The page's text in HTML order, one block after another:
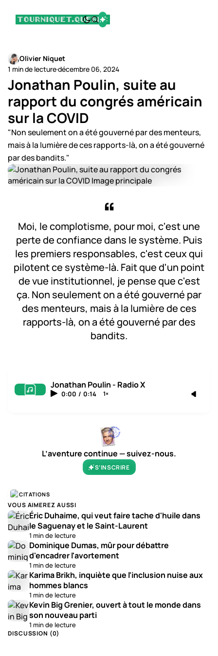
Olivier Niquet
1 min de lecture·décembre 06, 2024
Jonathan Poulin, suite au
rapport du congrés américain
sur la COVID
"Non seulement on a été gouverné par des menteurs,
mais à la lumière de ces rapports-là, on a été gouverné
par des bandits."
Moi, le complotisme, pour moi, c'est une
perte de confiance dans le système. Puis
les premiers responsables, c'est ceux qui
pilotent ce système-là. Fait que d'un point
de vue institutionnel, je pense que c'est
ça. Non seulement on a été gouverné par
des menteurs, mais à la lumière de ces
rapports-là, on a été gouverné par des
bandits.
Jonathan Poulin - Radio X
0:00 / 0:14 1×
L’aventure continue — suivez-nous.
S’INSCRIRE
CITATIONS
VOUS AIMEREZ AUSSI
Éric Duhaime, qui veut faire tache d'huile dans
le Saguenay et le Saint-Laurent
1 min de lecture
Dominique Dumas, mûr pour débattre
d'encadrer l'avortement
1 min de lecture
Karima Brikh, inquiète que l'inclusion nuise aux
hommes blancs
1 min de lecture
Kevin Big Grenier, ouvert à tout le monde dans
son nouveau parti
1 min de lecture
DISCUSSION (0)